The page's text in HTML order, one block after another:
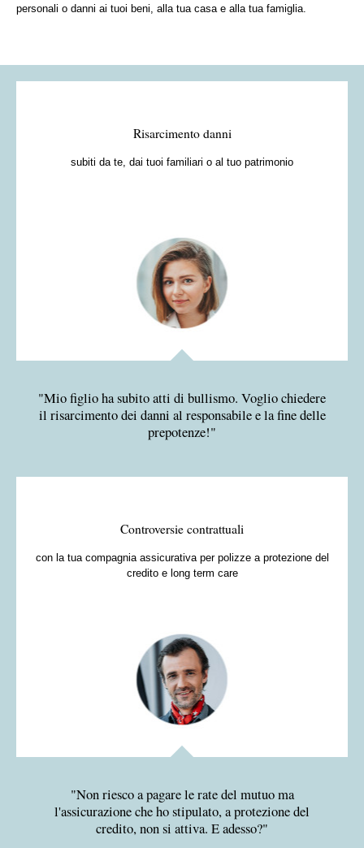
personali o danni ai tuoi beni, alla tua casa e alla tua famiglia.
Risarcimento danni
subiti da te, dai tuoi familiari o al tuo patrimonio
Mio figlio ha subito atti di bullismo. Voglio chiedere
il risarcimento dei danni al responsabile e la fine delle
prepotenze!
Controversie contrattuali
con la tua compagnia assicurativa per polizze a protezione del
credito e long term care
Non riesco a pagare le rate del mutuo ma
l'assicurazione che ho stipulato, a protezione del
credito, non si attiva. E adesso?